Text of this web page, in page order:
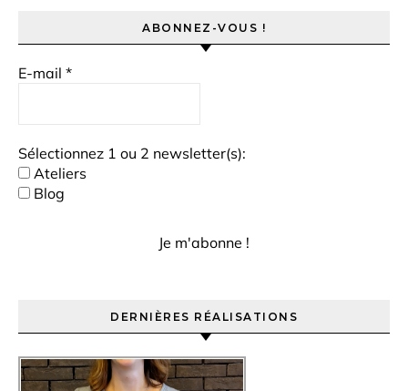
ABONNEZ-VOUS !
E-mail *
Sélectionnez 1 ou 2 newsletter(s):
Ateliers
Blog
DERNIÈRES RÉALISATIONS